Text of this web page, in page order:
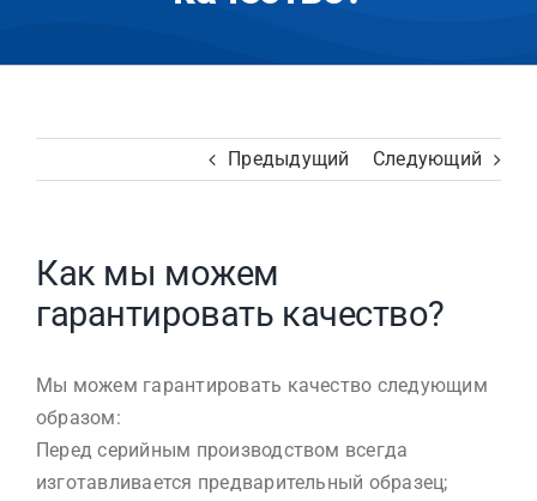
Предыдущий Следующий
Как мы можем
гарантировать качество?
Мы можем гарантировать качество следующим
образом:
Перед серийным производством всегда
изготавливается предварительный образец;